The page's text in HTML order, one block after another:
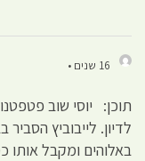
16 שנים •
תוכן: יוסי שוב
לדיון. לייבוביץ
באלוהים ומקבל אותו